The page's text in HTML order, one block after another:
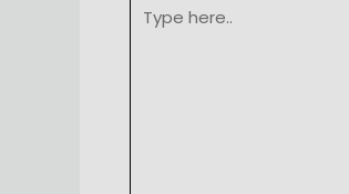
here..